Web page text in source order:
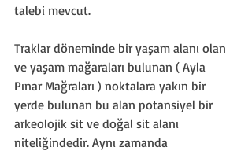
talebi mevcut.
Traklar döneminde bir yaşam alanı olan
ve yaşam mağaraları bulunan ( Ayla
Pınar Mağraları ) noktalara yakın bir
yerde bulunan bu alan potansiyel bir
arkeolojik sit ve doğal sit alanı
niteliğindedir. Aynı zamanda